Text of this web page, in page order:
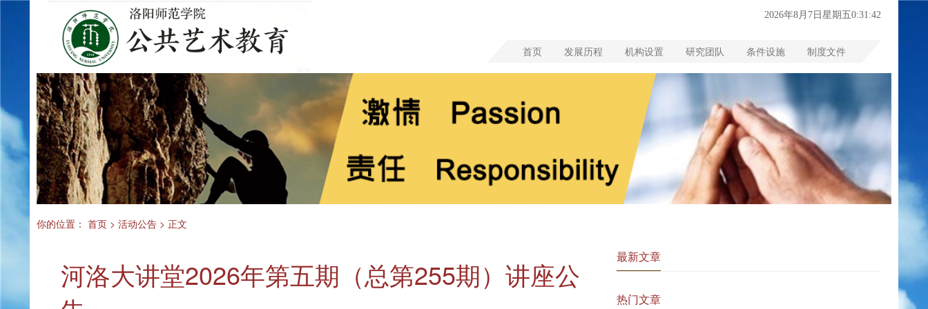
2026年8月7日星期五0:31:43
首页 发展历程 机构设置 研究团队 条件设施 制度文件
你的位置： 首页 > 活动公告 > 正文
河洛大讲堂2026年第五期（总第255期）讲座公
最新文章
热门文章